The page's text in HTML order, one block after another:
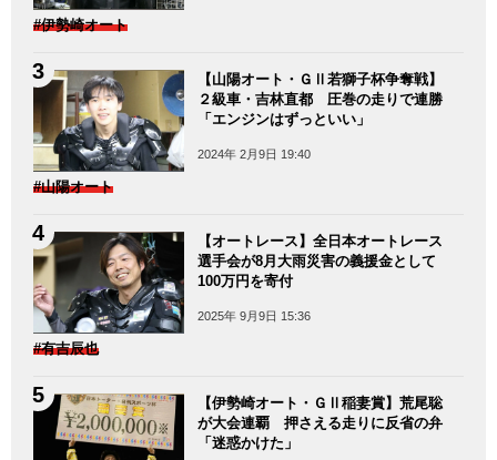
#伊勢崎オート
【山陽オート・ＧⅡ若獅子杯争奪戦】
２級車・吉林直都 圧巻の走りで連勝
「エンジンはずっといい」
2024年 2月9日 19:40
#山陽オート
【オートレース】全日本オートレース
選手会が8月大雨災害の義援金として
100万円を寄付
2025年 9月9日 15:36
#有吉辰也
【伊勢崎オート・ＧⅡ稲妻賞】荒尾聡
が大会連覇 押さえる走りに反省の弁
「迷惑かけた」